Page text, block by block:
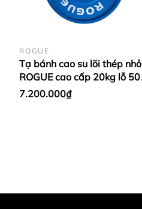
ROGUE
Tạ bánh cao su lõi thép nhỏ
ROGUE cao cấp 20kg lỗ 50
nhập khẩu - Màu Xanh
7.200.000₫